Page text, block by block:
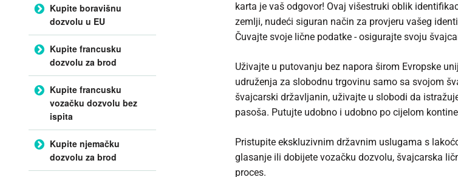
karta je vaš odgovor! Ovaj višestruki oblik
zemlji, nudeći siguran način za provjeru vašeg
Čuvajte svoje lične podatke - osigurajte svoju
Uživajte u putovanju bez napora širom Evropske
udruženja za slobodnu trgovinu samo sa svojom
švajcarski državljanin, uživajte u slobodi da
pasoša. Putujte udobno i udobno po cijelom
Pristupite ekskluzivnim državnim uslugama s
glasanje ili dobijete vozačku dozvolu, švajcarska
proces.
Kupite boravišnu
dozvolu u EU
Kupite francusku
dozvolu za brod
Kupite francusku
vozačku dozvolu bez
ispita
Kupite njemačku
dozvolu za brod